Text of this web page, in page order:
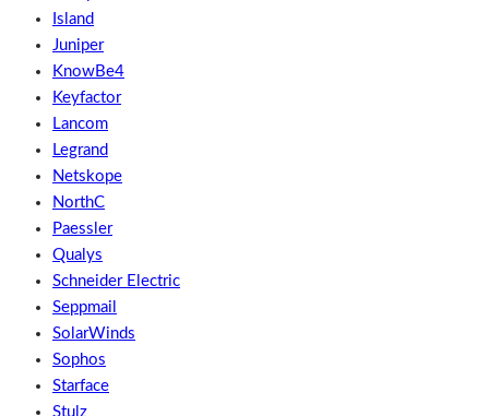
Island
Juniper
KnowBe4
Keyfactor
Lancom
Legrand
Netskope
NorthC
Paessler
Qualys
Schneider Electric
Seppmail
SolarWinds
Sophos
Starface
Stulz